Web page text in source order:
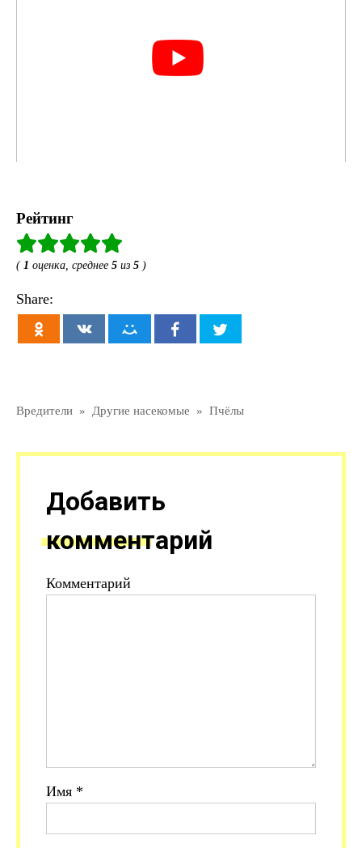
Рейтинг
( 1 оценка, среднее 5 из 5 )
Share:
Вредители » Другие насекомые » Пчёлы
Добавить
комментарий
Комментарий
Имя *